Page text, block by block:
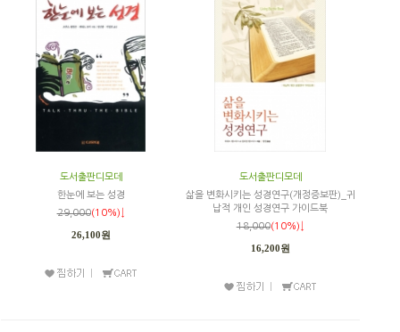
도서출판디모데
한눈에 보는 성경
29,000(10%)↓
26,100원
도서출판디모데
삶을 변화시키는 성경연구(개정증보판)_귀
납적 개인 성경연구 가이드북
18,000(10%)↓
16,200원